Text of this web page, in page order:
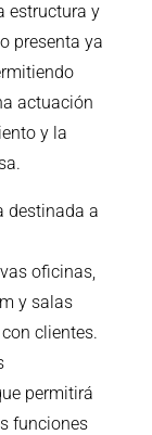
estructura y
presenta ya
actuación
y la
destinada a
oficinas,
y salas
clientes.
permitirá
funciones